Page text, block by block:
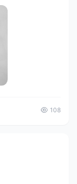
司长期概念炒作
108